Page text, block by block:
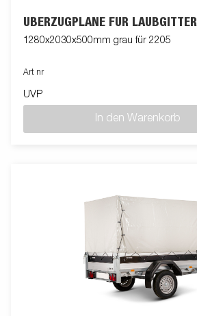
ÜBERZUGPLANE FÜR
1280x2030x500mm grau für 2205
Art nr
UVP
In den Warenkorb